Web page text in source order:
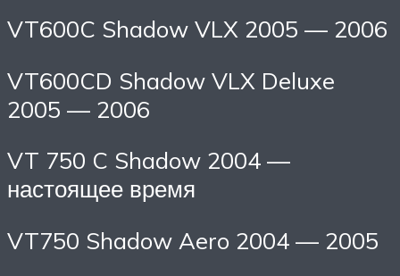
VT600C Shadow VLX 2005 — 2006
VT600CD Shadow VLX Deluxe
2005 — 2006
VT 750 C Shadow 2004 —
настоящее время
VT750 Shadow Aero 2004 — 2005